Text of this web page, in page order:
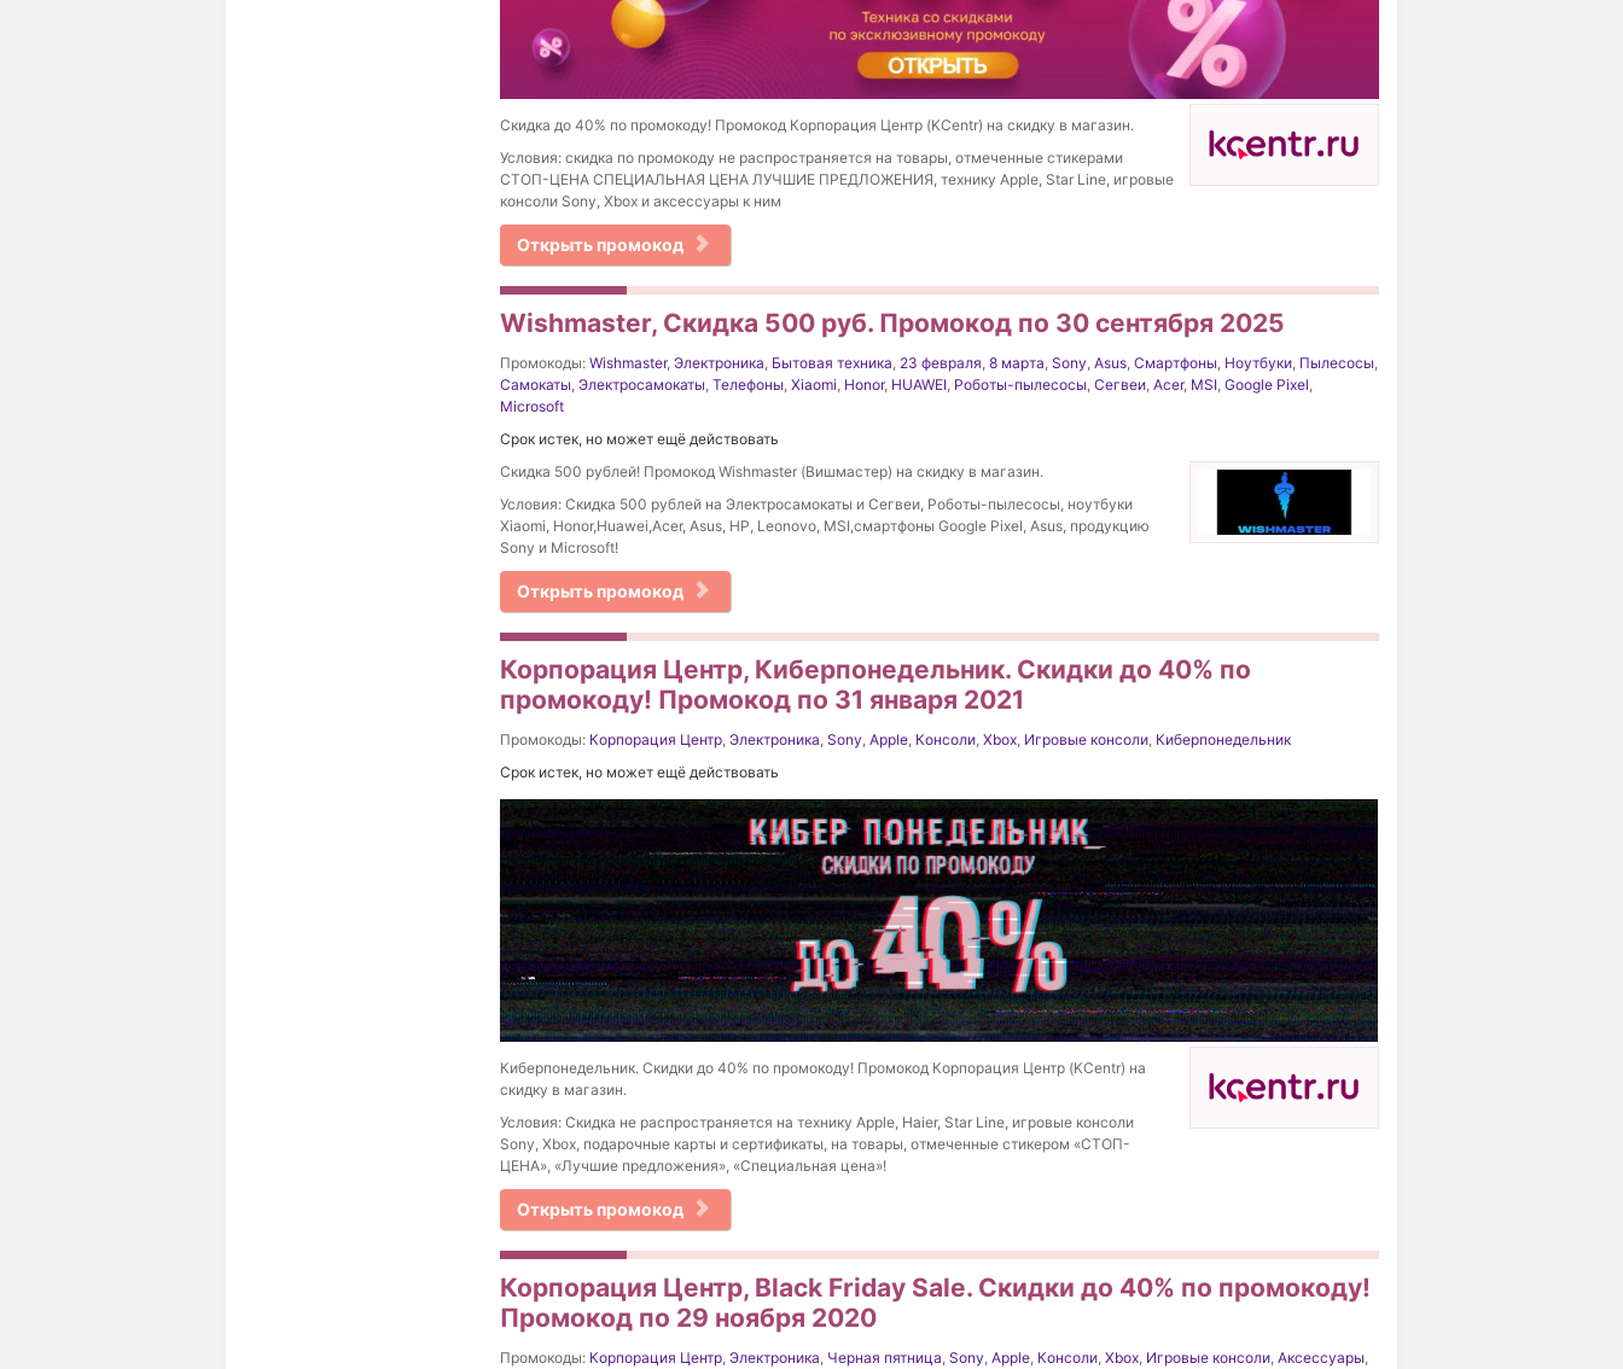
Скидка до 40% по промокоду! Промокод Корпорация Центр (KCentr) на скидку в магазин.
Условия: скидка по промокоду не распространяется на товары, отмеченные стикерами
СТОП-ЦЕНА СПЕЦИАЛЬНАЯ ЦЕНА ЛУЧШИЕ ПРЕДЛОЖЕНИЯ, технику Apple, Star Line, игровые
консоли Sony, Xbox и аксессуары к ним
Открыть промокод
Wishmaster, Скидка 500 руб. Промокод по 30 сентября 2025
Промокоды: Wishmaster, Электроника, Бытовая техника, 23 февраля, 8 марта, Sony, Asus, Смартфоны, Ноутбуки, Пылесосы,
Самокаты, Электросамокаты, Телефоны, Xiaomi, Honor, HUAWEI, Роботы-пылесосы, Сегвеи, Acer, MSI, Google Pixel,
Microsoft
Срок истек, но может ещё действовать
Скидка 500 рублей! Промокод Wishmaster (Вишмастер) на скидку в магазин.
Условия: Скидка 500 рублей на Электросамокаты и Сегвеи, Роботы-пылесосы, ноутбуки
Xiaomi, Honor,Huawei,Acer, Asus, HP, Leonovo, MSI,смартфоны Google Pixel, Asus, продукцию
Sony и Microsoft!
Открыть промокод
Корпорация Центр, Киберпонедельник. Скидки до 40% по
промокоду! Промокод по 31 января 2021
Промокоды: Корпорация Центр, Электроника, Sony, Apple, Консоли, Xbox, Игровые консоли, Киберпонедельник
Срок истек, но может ещё действовать
Киберпонедельник. Скидки до 40% по промокоду! Промокод Корпорация Центр (KCentr) на
скидку в магазин.
Условия: Скидка не распространяется на технику Apple, Haier, Star Line, игровые консоли
Sony, Xbox, подарочные карты и сертификаты, на товары, отмеченные стикером «СТОП-
ЦЕНА», «Лучшие предложения», «Специальная цена»!
Открыть промокод
Корпорация Центр, Black Friday Sale. Скидки до 40% по промокоду!
Промокод по 29 ноября 2020
Промокоды: Корпорация Центр, Электроника, Черная пятница, Sony, Apple, Консоли, Xbox, Игровые консоли, Аксессуары,